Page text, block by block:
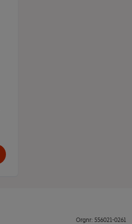
Orgnr: 556021-0261